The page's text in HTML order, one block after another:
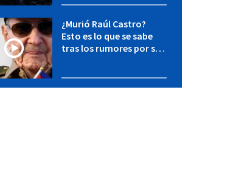
¿Murió Raúl Castro?
Esto es lo que se sabe
tras los rumores por su